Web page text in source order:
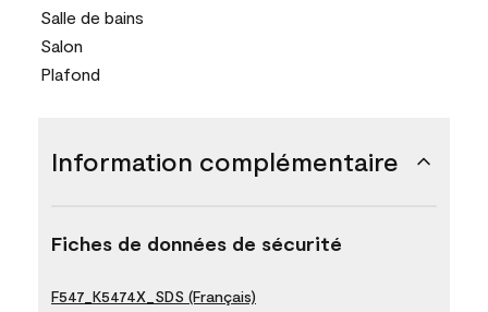
Salle de bains
Salon
Plafond
Information complémentaire
Fiches de données de sécurité
F547_K5474X_SDS (Français)